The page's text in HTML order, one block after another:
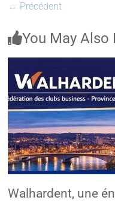
← Précédent
You May Also
Walhardent, une